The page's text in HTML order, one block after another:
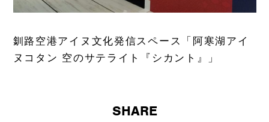
釧路空港アイヌ文化発信スペース「阿寒湖アイ
ヌコタン 空のサテライト『シカント』」
SHARE